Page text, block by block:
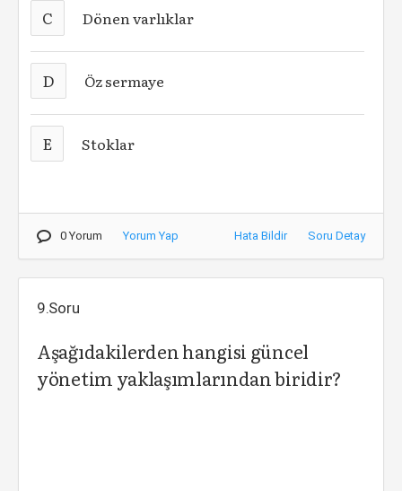
C Dönen varlıklar
D Öz sermaye
E Stoklar
0 Yorum Yorum Yap Hata Bildir Soru Detay
9.Soru
Aşağıdakilerden hangisi güncel
yönetim yaklaşımlarından biridir?